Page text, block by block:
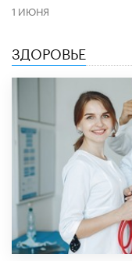
1 ИЮНЯ
ЗДОРОВЬЕ